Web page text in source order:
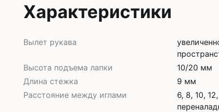
Характеристики
Вылет рукава
Высота подъема лапки
10/20 мм
Длина стежка
9 мм
Расстояние между иглами
6, 8, 10,